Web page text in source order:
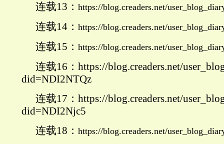
连载13： https://blog.creaders.net/
连载14： https://blog.creaders.net/
连载15： https://blog.creaders.net/
连载16：https://blog.creaders.net/
did=NDI2NTQz
连载17：https://blog.creaders.net/
did=NDI2Njc5
连载18： https://blog.creaders.net/